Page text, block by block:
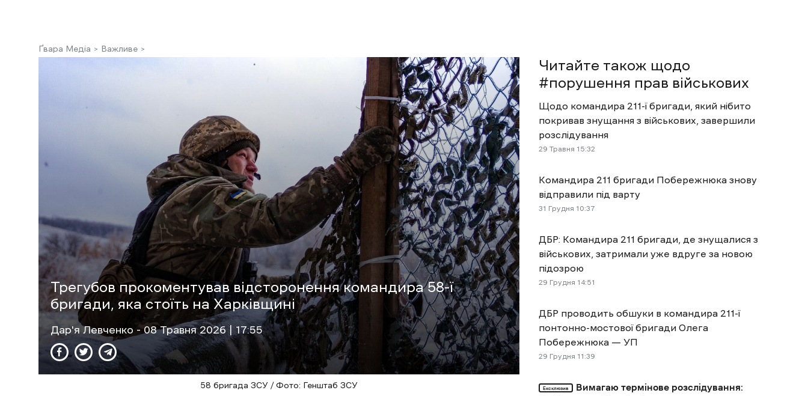
Ґвара Медіа Важливе
Трегубов прокоментував відсторонення командира 58-ї
бригади, яка стоїть на Харківщині
Дар'я Левченко - 08 Травня 2026 | 17:55
58 бригада ЗСУ / Фото: Генштаб ЗСУ
Читайте також щодо
#порушення прав військових
Щодо командира 211-ї бригади, який нібито
покривав знущання з військових, завершили
розслідування
29 Травня 15:32
Командира 211 бригади Побережнюка знову
відправили під варту
31 Грудня 10:37
ДБР: Командира 211 бригади, де знущалися з
військових, затримали уже вдруге за новою
підозрою
29 Грудня 14:51
ДБР проводить обшуки в командира 211-ї
понтонно-мостової бригади Олега
Побережнюка — УП
29 Грудня 11:39
Ексклюзив
Вимагаю термінове розслідування: